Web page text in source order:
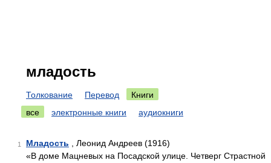
младость
Толкование Перевод
Книги
все
электронные книги аудиокниги
1 Младость , Леонид Андреев (1916)
«В доме Мацневых на Посадской улице. Четверг Страстной